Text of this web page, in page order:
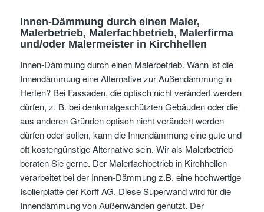
Innen-Dämmung durch einen Maler,
Malerbetrieb, Malerfachbetrieb, Malerfirma
und/oder Malermeister in Kirchhellen
Innen-Dämmung durch einen Malerbetrieb. Wann ist die
Innendämmung eine Alternative zur Außendämmung in
Herten? Bei Fassaden, die optisch nicht verändert werden
dürfen, z. B. bei denkmalgeschützten Gebäuden oder die
aus anderen Gründen optisch nicht verändert werden
dürfen oder sollen, kann die Innendämmung eine gute und
oft kostengünstige Alternative sein. Wir als Malerbetrieb
beraten Sie gerne. Der Malerfachbetrieb in Kirchhellen
verarbeitet bei der Innen-Dämmung z.B. eine hochwertige
Isolierplatte der Korff AG. Diese Superwand wird für die
Innendämmung von Außenwänden genutzt. Der